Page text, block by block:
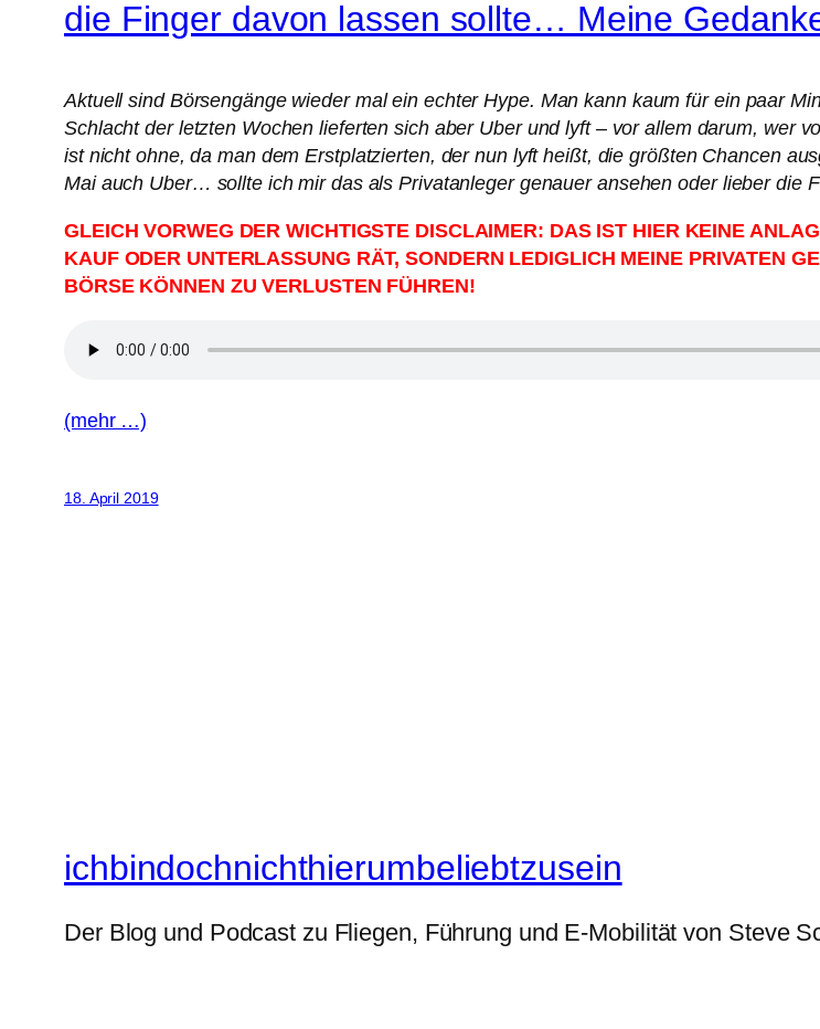
die Finger davon lassen sollte… Meine
Aktuell sind Börsengänge wieder mal ein echter Hype. Man kann kaum für ein paar
Schlacht der letzten Wochen lieferten sich aber Uber und lyft – vor allem darum, wer
ist nicht ohne, da man dem Erstplatzierten, der nun lyft heißt, die größten Chancen
Mai auch Uber… sollte ich mir das als Privatanleger genauer ansehen oder lieber die
GLEICH VORWEG DER WICHTIGSTE DISCLAIMER: DAS IST HIER KEINE
KAUF ODER UNTERLASSUNG RÄT, SONDERN LEDIGLICH MEINE PRIVATEN
BÖRSE KÖNNEN ZU VERLUSTEN FÜHREN!
(mehr …)
18. April 2019
ichbindochnichthierumbeliebtzusein
Der Blog und Podcast zu Fliegen, Führung und E-Mobilität von Steve